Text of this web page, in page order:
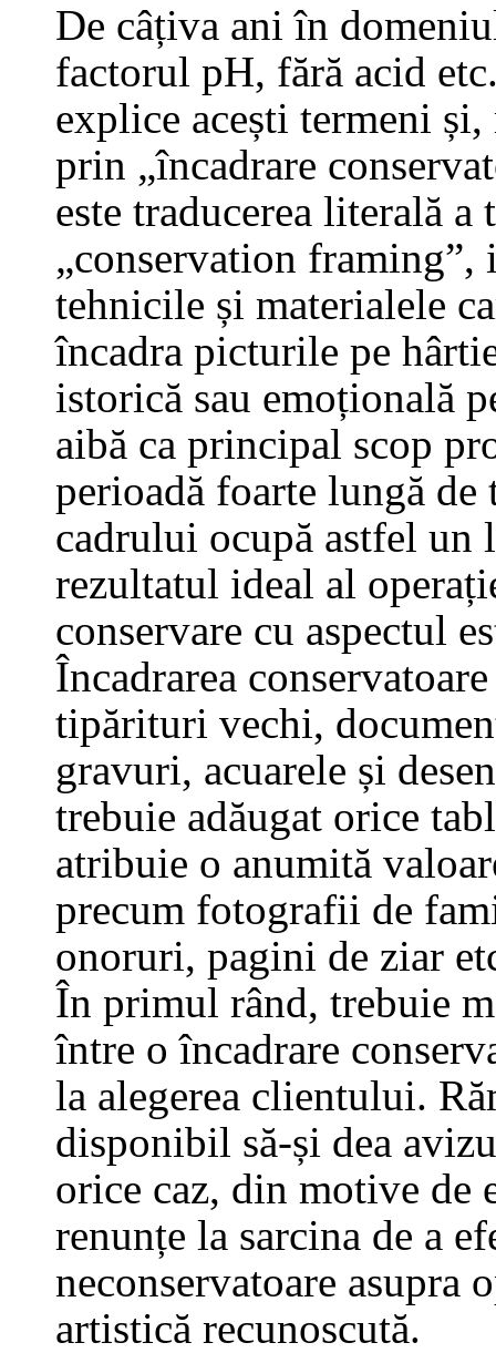
De câțiva ani în
factorul pH, fără acid
explice acești termeni
prin „încadrare
este traducerea literală a
„conservation
tehnicile și materialele
încadra picturile pe
istorică sau emoțională
aibă ca principal scop
perioadă foarte lungă
cadrului ocupă astfel un
rezultatul ideal al
conservare cu aspectul
Încadrarea
tipărituri vechi,
gravuri, acuarele și
trebuie adăugat orice
atribuie o anumită
precum fotografii de
onoruri, pagini de ziar
În primul rând, trebuie
între o încadrare
la alegerea clientului.
disponibil să-și dea
orice caz, din motive de
renunțe la sarcina de a
neconservatoare asupra
artistică recunoscută.